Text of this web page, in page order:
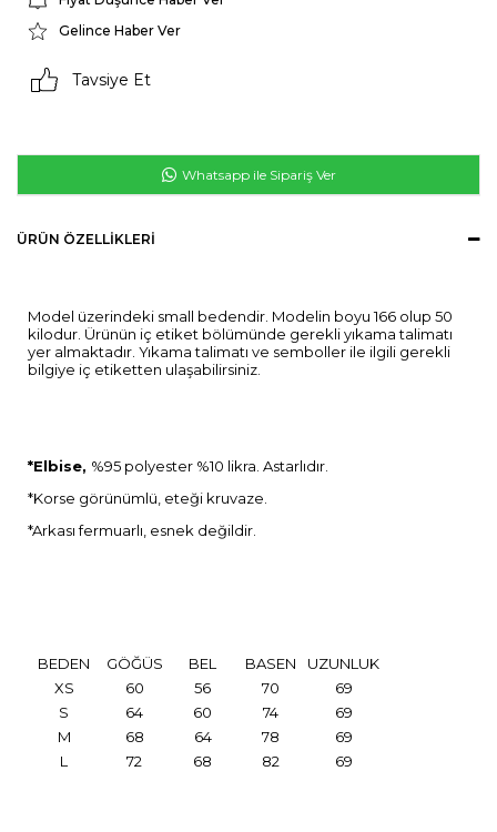
Gelince Haber Ver
Tavsiye Et
Whatsapp ile Sipariş Ver
ÜRÜN ÖZELLIKLERI
Model üzerindeki small bedendir. Modelin boyu 166 olup 50
kilodur. Ürünün iç etiket bölümünde gerekli yıkama talimatı
yer almaktadır. Yıkama talimatı ve semboller ile ilgili gerekli
bilgiye iç etiketten ulaşabilirsiniz.
*Elbise, %95 polyester %10 likra. Astarlıdır.
*Korse görünümlü, eteği kruvaze.
*Arkası fermuarlı, esnek değildir.
BEDEN GÖĞÜS BEL BASEN
UZUNLUK
XS
60 56 70
69
S
64 60 74
69
M
68 64 78
69
L
72 68 82 69